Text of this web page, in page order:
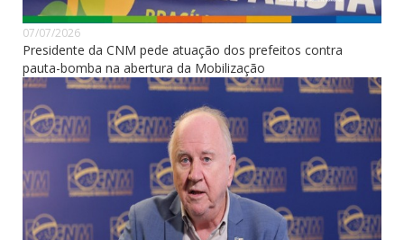
07/07/2026
Presidente da CNM pede atuação dos prefeitos contra
pauta-bomba na abertura da Mobilização